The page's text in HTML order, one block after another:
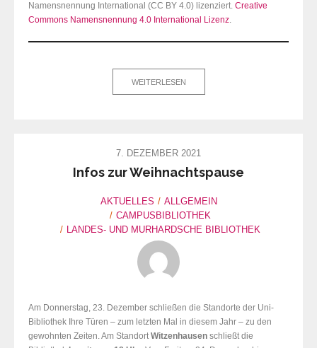
Namensnennung International (CC BY 4.0) lizenziert. Creative
Commons Namensnennung 4.0 International Lizenz.
WEITERLESEN
7. DEZEMBER 2021
Infos zur Weihnachtspause
AKTUELLES
ALLGEMEIN
CAMPUSBIBLIOTHEK
LANDES- UND MURHARDSCHE BIBLIOTHEK
Am Donnerstag, 23. Dezember schließen die Standorte der Uni-
Bibliothek Ihre Türen – zum letzten Mal in diesem Jahr – zu den
gewohnten Zeiten. Am StandortWitzenhausen schließt die